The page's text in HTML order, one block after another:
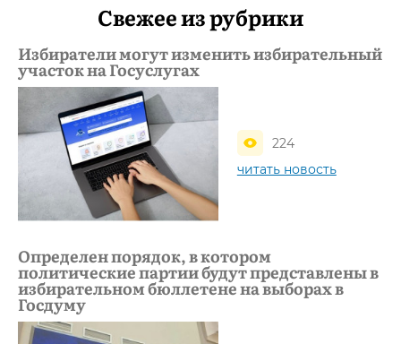
Свежее из рубрики
Избиратели могут изменить избирательный
участок на Госуслугах
224
читать новость
Определен порядок, в котором
политические партии будут представлены в
избирательном бюллетене на выборах в
Госдуму